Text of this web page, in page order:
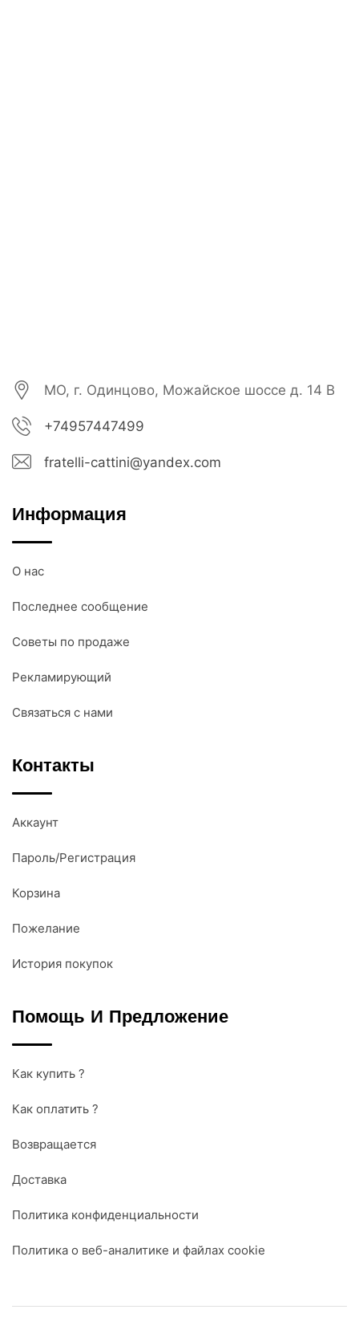
МО, г. Одинцово, Можайское шоссе д. 14 В
+74957447499
fratelli-cattini@yandex.com
Информация
О нас
Последнее сообщение
Советы по продаже
Рекламирующий
Связаться с нами
Контакты
Аккаунт
Пароль/Регистрация
Корзина
Пожелание
История покупок
Помощь И Предложение
Как купить ?
Как оплатить ?
Возвращается
Доставка
Политика конфиденциальности
Политика о веб-аналитике и файлах cookie